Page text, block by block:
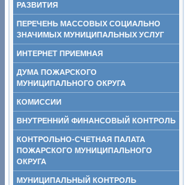
РАЗВИТИЯ
ПЕРЕЧЕНЬ МАССОВЫХ СОЦИАЛЬНО
ЗНАЧИМЫХ МУНИЦИПАЛЬНЫХ УСЛУГ
ИНТЕРНЕТ ПРИЕМНАЯ
ДУМА ПОЖАРСКОГО
МУНИЦИПАЛЬНОГО ОКРУГА
КОМИССИИ
ВНУТРЕННИЙ ФИНАНСОВЫЙ КОНТРОЛЬ
КОНТРОЛЬНО-СЧЕТНАЯ ПАЛАТА
ПОЖАРСКОГО МУНИЦИПАЛЬНОГО
ОКРУГА
МУНИЦИПАЛЬНЫЙ КОНТРОЛЬ